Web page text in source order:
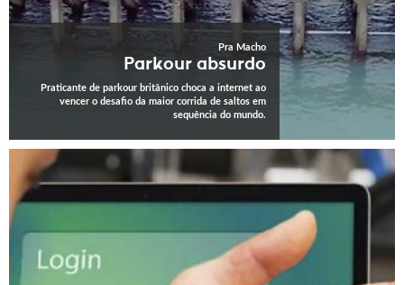
Pra Macho
Parkour absurdo
Praticante de parkour britânico choca a internet ao
vencer o desafio da maior corrida de saltos em
sequência do mundo.